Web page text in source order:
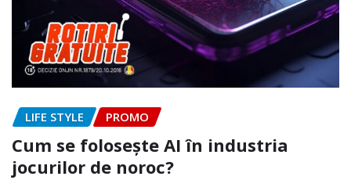
LIFE STYLE PROMO
Cum se folosește AI în industria
jocurilor de noroc?